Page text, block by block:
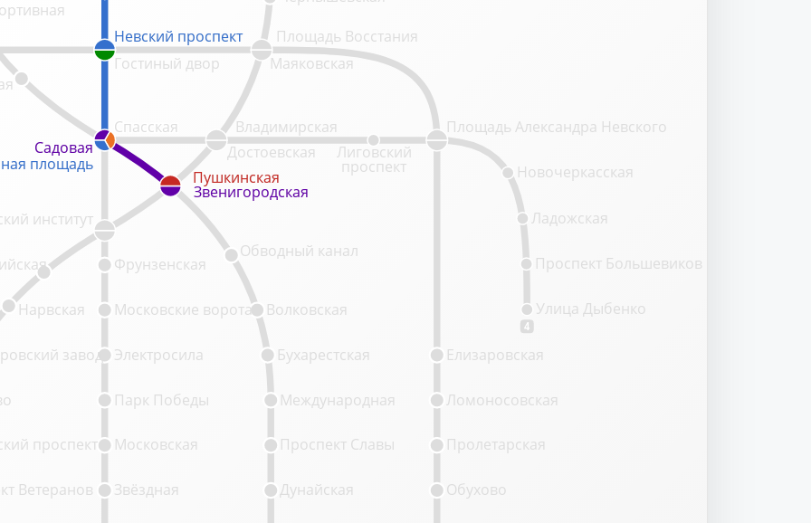
4
Ветеранов
Московские ворота Волковская
Обводный канал
Бухарестская
Международная
Достоевская
Владимирская
Лиговский
проспект
Спасская
Садовая
площадь
Звенигородская
Пушкинская
проспект
завод
Нарвская
институт
Звёздная
Московская
Фрунзенская
Парк Победы
Электросила
Невский проспект
Гостиный двор Маяковская
Площадь Восстания
Площадь Александра Невского
Новочеркасская
Ладожская
Проспект Большевиков
Улица Дыбенко
Обухово
Пролетарская
Ломоносовская
Елизаровская
Проспект Славы
Дунайская
Садовая
площадь
Звенигородская
Пушкинская
Невский проспект